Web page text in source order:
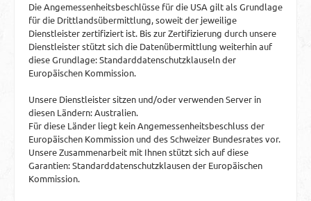
Die Angemessenheitsbeschlüsse für die USA gilt als Grundlage
für die Drittlandsübermittlung, soweit der jeweilige
Dienstleister zertifiziert ist. Bis zur Zertifizierung durch unsere
Dienstleister stützt sich die Datenübermittlung weiterhin auf
diese Grundlage: Standarddatenschutzklauseln der
Europäischen Kommission.
Unsere Dienstleister sitzen und/oder verwenden Server in
diesen Ländern: Australien.
Für diese Länder liegt kein Angemessenheitsbeschluss der
Europäischen Kommission und des Schweizer Bundesrates vor.
Unsere Zusammenarbeit mit Ihnen stützt sich auf diese
Garantien: Standarddatenschutzklausen der Europäischen
Kommission.